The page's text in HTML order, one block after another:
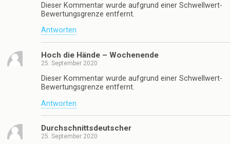
Dieser Kommentar wurde aufgrund einer Schwellwert-
Bewertungsgrenze entfernt.
Antworten
Hoch die Hände – Wochenende
25. September 2020
Dieser Kommentar wurde aufgrund einer Schwellwert-
Bewertungsgrenze entfernt.
Antworten
Durchschnittsdeutscher
25. September 2020